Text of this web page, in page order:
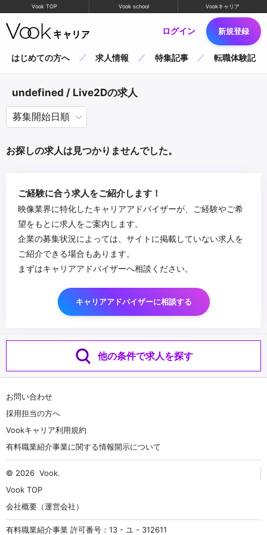
Vook TOP Vook school Vookキャリア
ログイン 新規登録
はじめての方へ 求人情報 特集記事 転職体験記
undefined / Live2Dの求人
お探しの求人は見つかりませんでした。
ご経験に合う求人をご紹介します！
映像業界に特化したキャリアアドバイザーが、ご経験やご希
望をもとに求人をご案内します。
企業の募集状況によっては、サイトに掲載していない求人を
ご紹介できる場合もあります。
まずはキャリアアドバイザーへ相談ください。
キャリアアドバイザーに相談する
他の条件で求人を探す
お問い合わせ
採用担当の方へ
Vookキャリア利用規約
有料職業紹介事業に関する情報開示について
© 2026 Vook.
Vook TOP
会社概要（運営会社）
有料職業紹介事業 許可番号：13 - ユ - 312611